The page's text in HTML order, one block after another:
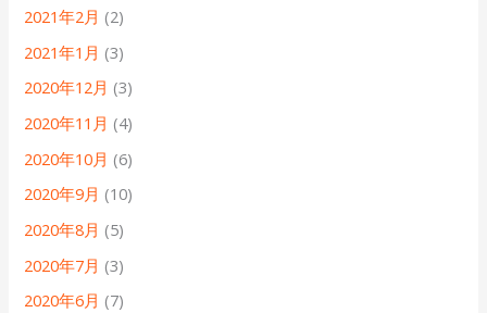
2021年2月 (2)
2021年1月 (3)
2020年12月 (3)
2020年11月 (4)
2020年10月 (6)
2020年9月 (10)
2020年8月 (5)
2020年7月 (3)
2020年6月 (7)